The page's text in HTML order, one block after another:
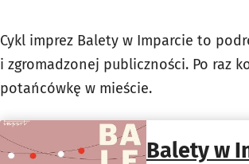
Cykl imprez Balety w Imparcie to
i zgromadzonej publiczności. Po raz
potańcówkę w mieście.
Balety w